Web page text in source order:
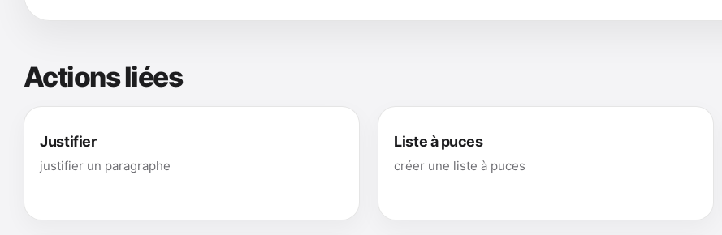
Actions liées
Justifier
justifier un paragraphe
Liste à puces
créer une liste à puces